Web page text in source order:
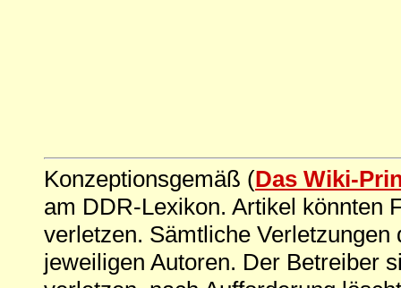
Konzeptionsgemäß (Das Wiki-
am DDR-Lexikon. Artikel könnten
verletzen. Sämtliche
jeweiligen Autoren. Der Betreiber